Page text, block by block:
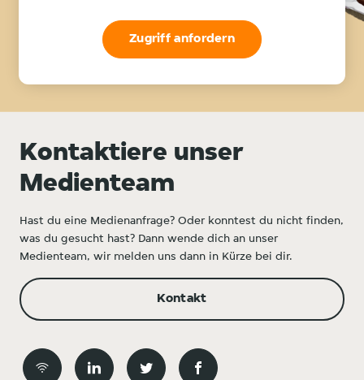
Zugriff anfordern
Kontaktiere unser
Medienteam
Hast du eine Medienanfrage? Oder konntest du nicht finden,
was du gesucht hast? Dann wende dich an unser
Medienteam, wir melden uns dann in Kürze bei dir.
Kontakt